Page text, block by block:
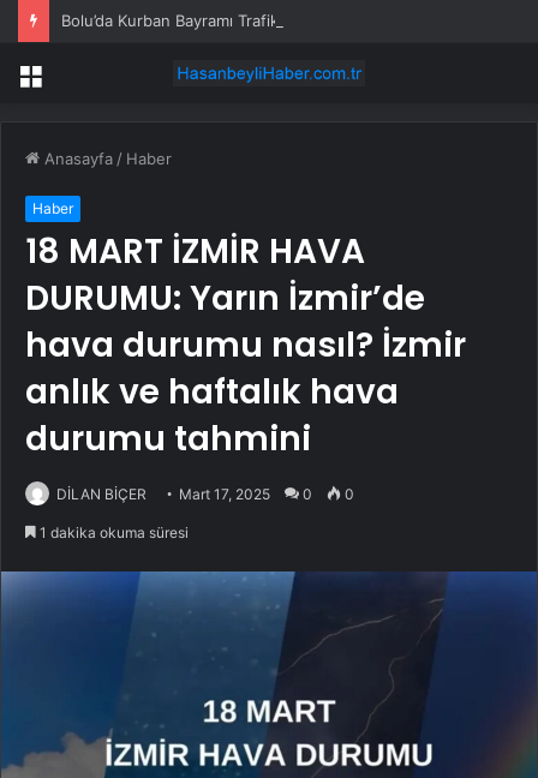
Bolu’da Kurban Bayramı Trafik Yoğunluğu Artıyor
Menü
Anasayfa / Haber
Haber
18 MART İZMİR HAVA
DURUMU: Yarın İzmir’de
hava durumu nasıl? İzmir
anlık ve haftalık hava
durumu tahmini
DİLAN BİÇER Mart 17, 2025 0 0
1 dakika okuma süresi